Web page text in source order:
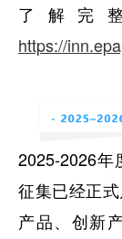
了解完
https://
2025-2026
征集已经正
产品、创新